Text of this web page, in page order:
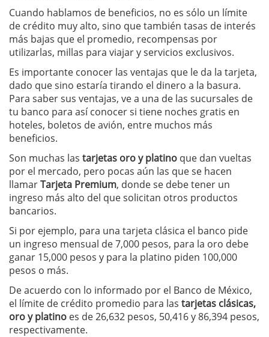
Cuando hablamos de beneficios, no es sólo un límite
de crédito muy alto, sino que también tasas de interés
más bajas que el promedio, recompensas por
utilizarlas, millas para viajar y servicios exclusivos.
Es importante conocer las ventajas que le da la tarjeta,
dado que sino estaría tirando el dinero a la basura.
Para saber sus ventajas, ve a una de las sucursales de
tu banco para así conocer si tiene noches gratis en
hoteles, boletos de avión, entre muchos más
beneficios.
Son muchas las tarjetas oro y platino que dan vueltas
por el mercado, pero pocas aún las que se hacen
llamarTarjeta Premium, donde se debe tener un
ingreso más alto del que solicitan otros productos
bancarios.
Si por ejemplo, para una tarjeta clásica el banco pide
un ingreso mensual de 7,000 pesos, para la oro debe
ganar 15,000 pesos y para la platino piden 100,000
pesos o más.
De acuerdo con lo informado por el Banco de México,
el límite de crédito promedio para las tarjetas clásicas,
oro y platino es de 26,632 pesos, 50,416 y 86,394 pesos,
respectivamente.